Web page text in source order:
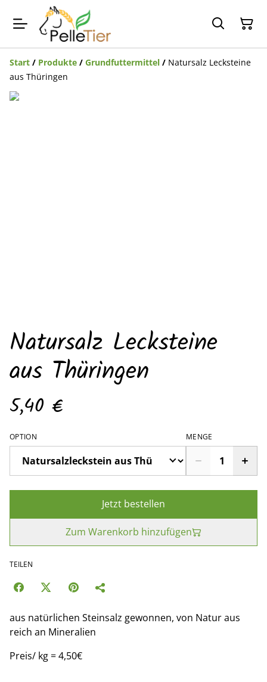
Start / Produkte / Grundfuttermittel / Natursalz Lecksteine
aus Thüringen
Natursalz Lecksteine
aus Thüringen
5,40 €
OPTION MENGE
Jetzt bestellen
Zum Warenkorb hinzufügen
TEILEN
aus natürlichen Steinsalz gewonnen, von Natur aus
reich an Mineralien
Preis/ kg = 4,50€